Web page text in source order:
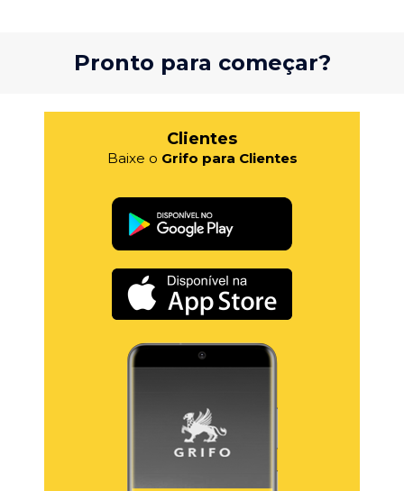
Pronto para começar?
Clientes
Baixe o Grifo para Clientes